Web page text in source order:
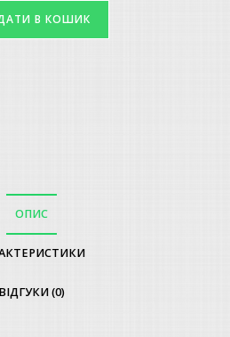
В КОШИК
ОПИС
ВІДГУКИ (0)